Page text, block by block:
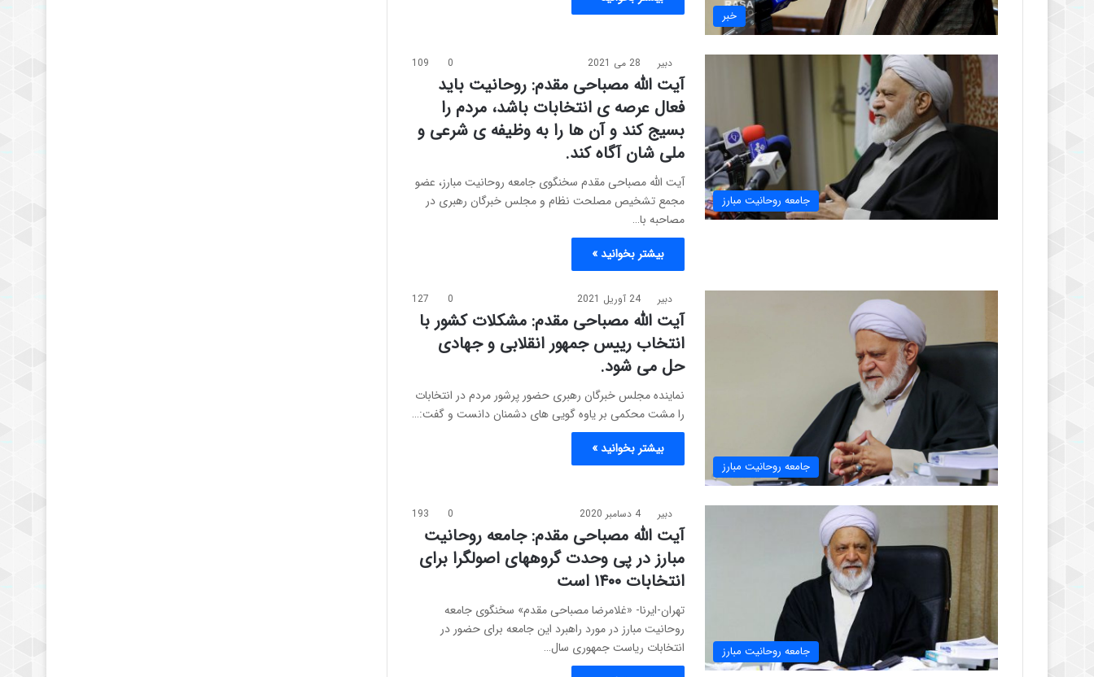
خبر
جامعه روحانیت مبارز
دبیر 28 می 2021 0
109
آیت الله مصباحی مقدم: روحانیت باید
فعال عرصه ی انتخابات باشد، مردم را
بسیج کند و آن ها را به وظیفه ی شرعی و
ملی شان آگاه کند.
آیت الله مصباحی مقدم سخنگوی جامعه روحانیت مبارز، عضو
مجمع تشخیص مصلحت نظام و‌ مجلس خبرگان رهبری در
مصاحبه با…
بیشتر بخوانید »
جامعه روحانیت مبارز
دبیر 24 آوریل 2021 0
127
آیت الله مصباحی مقدم: مشکلات کشور با
انتخاب رییس جمهور انقلابی و جهادی
حل می شود.
نماینده مجلس خبرگان رهبری حضور پرشور مردم در انتخابات
را مشت محکمی بر یاوه گویی های دشمنان دانست و گفت:…
بیشتر بخوانید »
جامعه روحانیت مبارز
دبیر 4 دسامبر 2020 0
193
آیت الله مصباحی مقدم: جامعه روحانیت
مبارز در پی وحدت گروههای اصولگرا برای
انتخابات ۱۴۰۰ است
تهران-ایرنا- «غلامرضا مصباحی مقدم» سخنگوی جامعه
روحانیت مبارز در مورد راهبرد این جامعه برای حضور در
انتخابات ریاست جمهوری سال…